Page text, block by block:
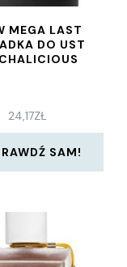
MEGA LAST
DO UST
24,17ZŁ
SAM!